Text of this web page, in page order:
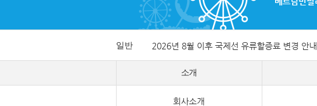
일반 2026년 8월 이후 국제선 유류할증료 변경 안내
소개
회사소개